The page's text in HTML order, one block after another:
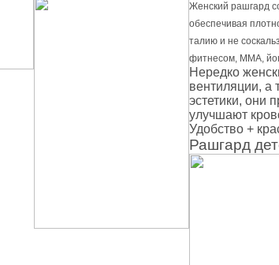
Женский рашгард
обеспечивая
талию и не
фитнесом, ММА,
Нередко
вентиляции,
эстетики, они
улучшают
Удобство +
Рашгард